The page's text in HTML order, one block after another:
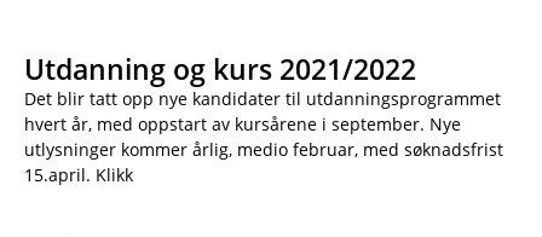
Utdanning og kurs 2021/2022
Det blir tatt opp nye kandidater til utdanningsprogrammet
hvert år, med oppstart av kursårene i september. Nye
utlysninger kommer årlig, medio februar, med søknadsfrist
15.april. Klikk